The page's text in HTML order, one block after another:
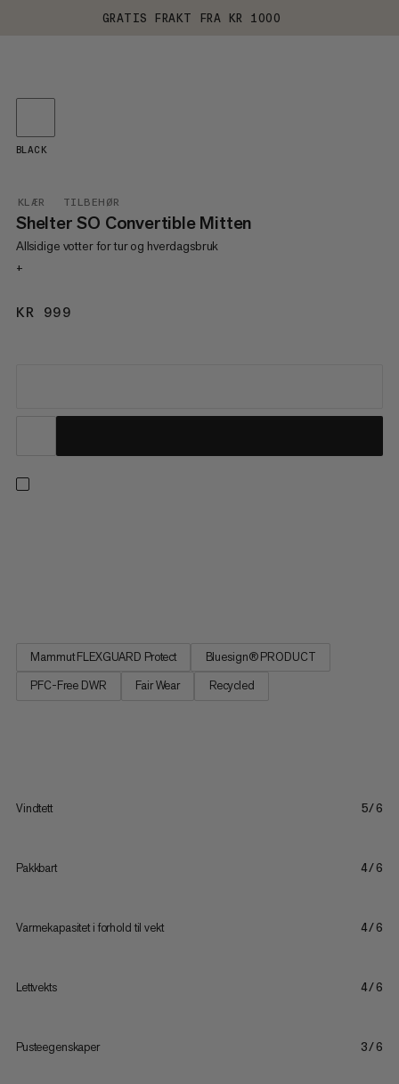
GRATIS FRAKT FRA KR 1000
KLÆR TILBEHØR
Shelter SO Convertible Mitten
Allsidige votter for tur og hverdagsbruk
+
KR 999
BLACK
Mammut FLEXGUARD Protect
Bluesign® PRODUCT
PFC-Free DWR
Fair Wear Recycled
Vindtett 5/6
Pakkbart 4/6
Varmekapasitet i forhold til vekt 4/6
Lettvekts 4/6
Pusteegenskaper 3/6